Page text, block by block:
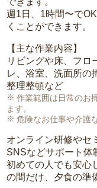
週1日、1時間〜で
くことができます。
【主な作業内容】
リビングや床、フロ
レ、浴室、洗面所の
整理整頓など
作業範囲は日常のお
ます。
危険なお仕事や介護
オンライン研修やセ
SNSなどサポート体
初めての人でも安心
の間だけ、夕食の準